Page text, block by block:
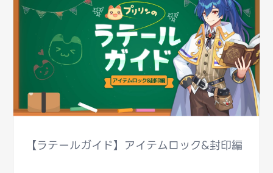
【ラテールガイド】アイテムロック&封印編